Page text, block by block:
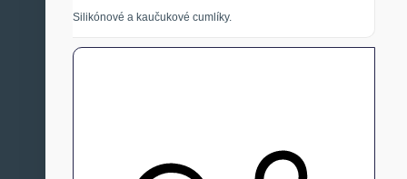
Silikónové a kaučukové cumlíky.